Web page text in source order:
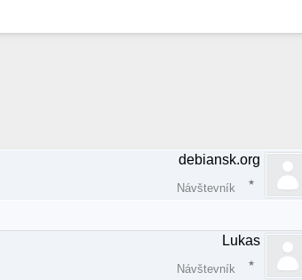
debiansk.org
Návštevník
Lukas
Návštevník